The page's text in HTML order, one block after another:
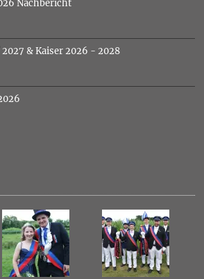
Nachbericht
& Kaiser 2026 - 2028